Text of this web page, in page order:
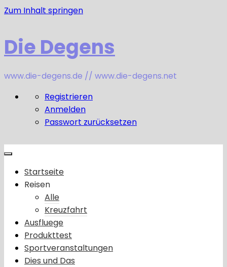
Zum Inhalt springen
Die Degens
www.die-degens.de // www.die-degens.net
Registrieren
Anmelden
Passwort zurücksetzen
Startseite
Reisen
Alle
Kreuzfahrt
Ausfluege
Produkttest
Sportveranstaltungen
Dies und Das